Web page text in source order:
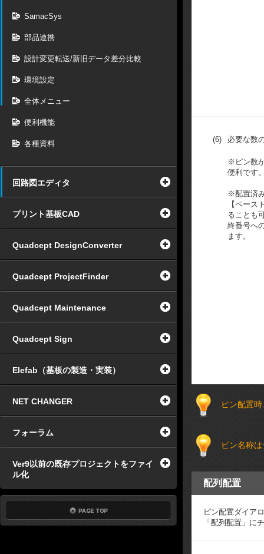
SamacSys
部品連携
設計変更転送/新旧データ差分比較
環境設定
全体メニュー
便利機能
各種資料
回路図エディタ
プリント基板CAD
Quadcept DesignConverter
Quadcept ProjectFinder
Quadcept Maintenance
Quadcept Sign
Elefab（基板の製造・実装）
NET CHANGER
フォーラム
Ver9以前の既存プロジェクトをファイ
ル化
(6) 必要な数
※ピン数
便利です
※配置済
【ペース
ることも
終番号へ
ます。
ピン配置
ピン名称
配列配置
ピン配置ダイア
「配列配置」に